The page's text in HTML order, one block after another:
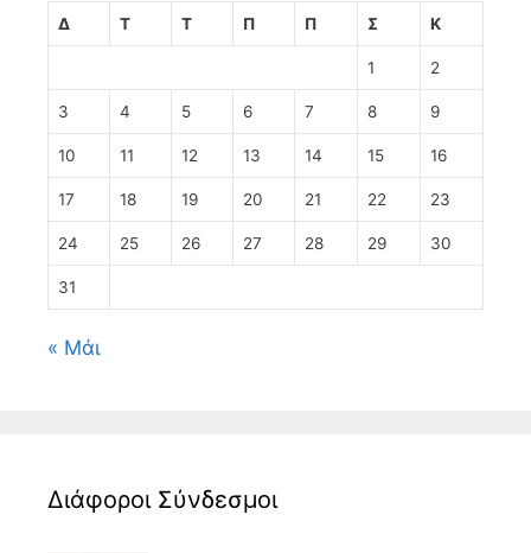
Δ Τ Τ Π Π Σ Κ
1 2
3 4 5 6 7 8 9
10 11 12 13 14 15 16
17 18 19 20 21 22 23
24 25 26 27 28 29 30
31
« Μάι
Διάφοροι Σύνδεσμοι